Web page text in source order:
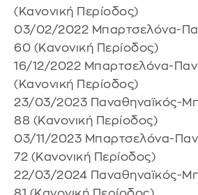
(Κανονική Περίοδος)
03/02/2022 Μπαρτσελόνα-
60 (Κανονική Περίοδος)
16/12/2022 Μπαρτσελόνα-
(Κανονική Περίοδος)
23/03/2023 Παναθηναϊκός-
88 (Κανονική Περίοδος)
03/11/2023 Μπαρτσελόνα-
72 (Κανονική Περίοδος)
22/03/2024 Παναθηναϊκός-